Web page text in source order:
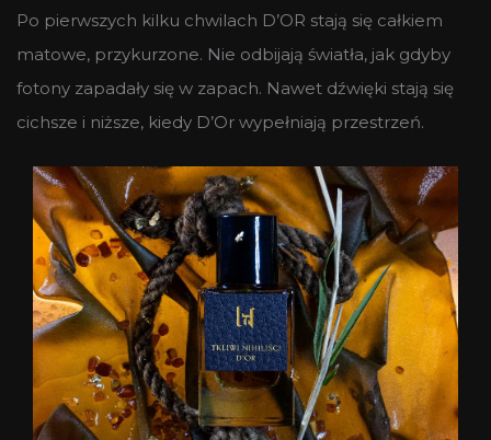
Po pierwszych kilku chwilach D’OR stają się całkiem
matowe, przykurzone. Nie odbijają światła, jak gdyby
fotony zapadały się w zapach. Nawet dźwięki stają się
cichsze i niższe, kiedy D’Or wypełniają przestrzeń.